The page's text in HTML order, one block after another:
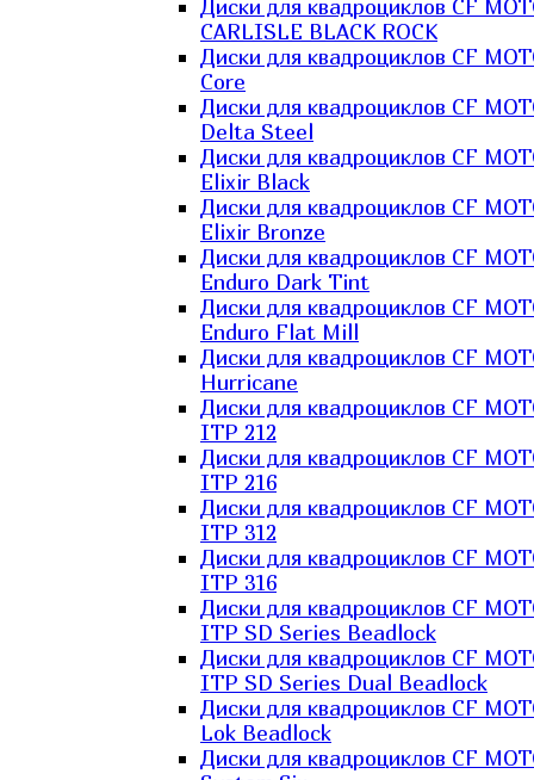
Диски для квадроциклов CF
CARLISLE BLACK ROCK
Диски для квадроциклов CF
Core
Диски для квадроциклов CF
Delta Steel
Диски для квадроциклов CF
Elixir Black
Диски для квадроциклов CF
Elixir Bronze
Диски для квадроциклов CF
Enduro Dark Tint
Диски для квадроциклов CF
Enduro Flat Mill
Диски для квадроциклов CF
Hurricane
Диски для квадроциклов CF
ITP 212
Диски для квадроциклов CF
ITP 216
Диски для квадроциклов CF
ITP 312
Диски для квадроциклов CF
ITP 316
Диски для квадроциклов CF
ITP SD Series Beadlock
Диски для квадроциклов CF
ITP SD Series Dual Beadlock
Диски для квадроциклов CF
Lok Beadlock
Диски для квадроциклов CF